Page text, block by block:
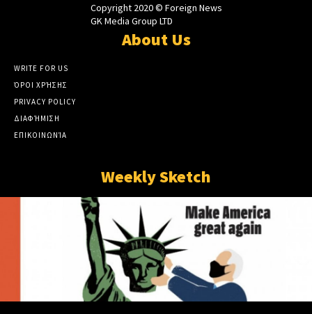
Copyright 2020 © Foreign News
GK Media Group LTD
About Us
WRITE FOR US
ΌΡΟΙ ΧΡΉΣΗΣ
PRIVACY POLICY
ΔΙΑΦΉΜΙΣΗ
ΕΠΙΚΟΙΝΩΝΊΑ
Weekly Sketch